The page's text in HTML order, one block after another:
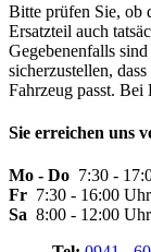
Bitte prüfen Sie, ob
Ersatzteil auch
Gegebenenfalls
sicherzustellen,
Fahrzeug passt.
Sie erreichen uns
Mo - Do 7:30 -
Fr 7:30 - 16:00 Uhr
Sa 8:00 - 12:00 Uhr